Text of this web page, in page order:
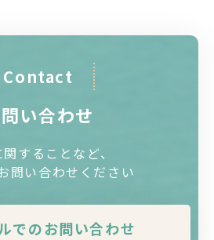
Contact
い合わせ
することなど、
問い合わせください
でのお問い合わせ